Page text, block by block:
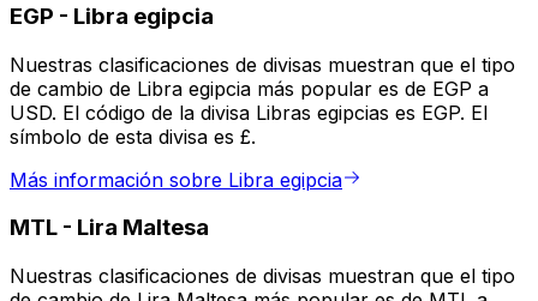
EGP - Libra egipcia
Nuestras clasificaciones de divisas muestran que el tipo
de cambio de Libra egipcia más popular es de EGP a
USD. El código de la divisa Libras egipcias es EGP. El
símbolo de esta divisa es £.
Más información sobre Libra egipcia
MTL - Lira Maltesa
Nuestras clasificaciones de divisas muestran que el tipo